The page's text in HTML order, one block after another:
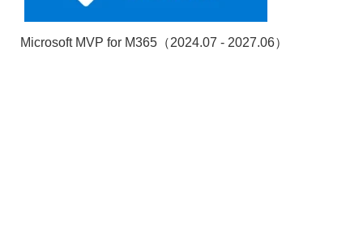
Microsoft MVP for M365（2024.07 - 2027.06）